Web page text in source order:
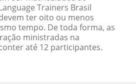
Trainers Brasil
ter oito ou menos
tempo. De toda forma, as
ministradas na
até 12 participantes.